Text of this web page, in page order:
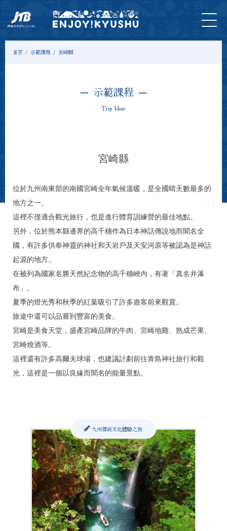
首頁 示範課程 宮崎縣
示範課程
Trip Ideas
宮崎縣
位於九州南東部的南國宮崎全年氣候溫暖，是全國晴天數最多的
地方之一。
這裡不僅適合觀光旅行，也是進行體育訓練營的最佳地點。
另外，位於熊本縣邊界的高千穗作為日本神話傳說地而聞名全
國，有許多供奉神靈的神社和天岩戶及天安河原等被認為是神話
起源的地方。
在被列為國家名勝天然紀念物的高千穗峽內，有著「真名井瀑
布」。
夏季的燈光秀和秋季的紅葉吸引了許多遊客前來觀賞。
旅途中還可以品嘗到豐富的美食。
宮崎是美食天堂，盛產宮崎品牌的牛肉、宮崎地雞、熟成芒果、
宮崎燒酒等。
這裡還有許多高爾夫球場，也建議計劃前往青島神社旅行和觀
光，這裡是一個以良緣而聞名的能量景點。
九州傳統文化體驗之旅
首
頁
最新
資訊
旅遊
＆體
驗
門
票